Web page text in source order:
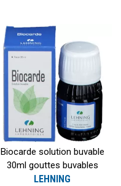
Biocarde solution buvable
30ml gouttes buvables
LEHNING